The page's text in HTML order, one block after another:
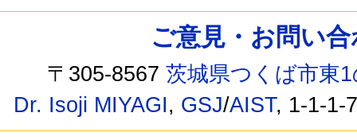
ご意見・お問い
〒305-8567茨城県つくば市東
Dr. Isoji MIYAGI, GSJ/AIST, 1-1-1-